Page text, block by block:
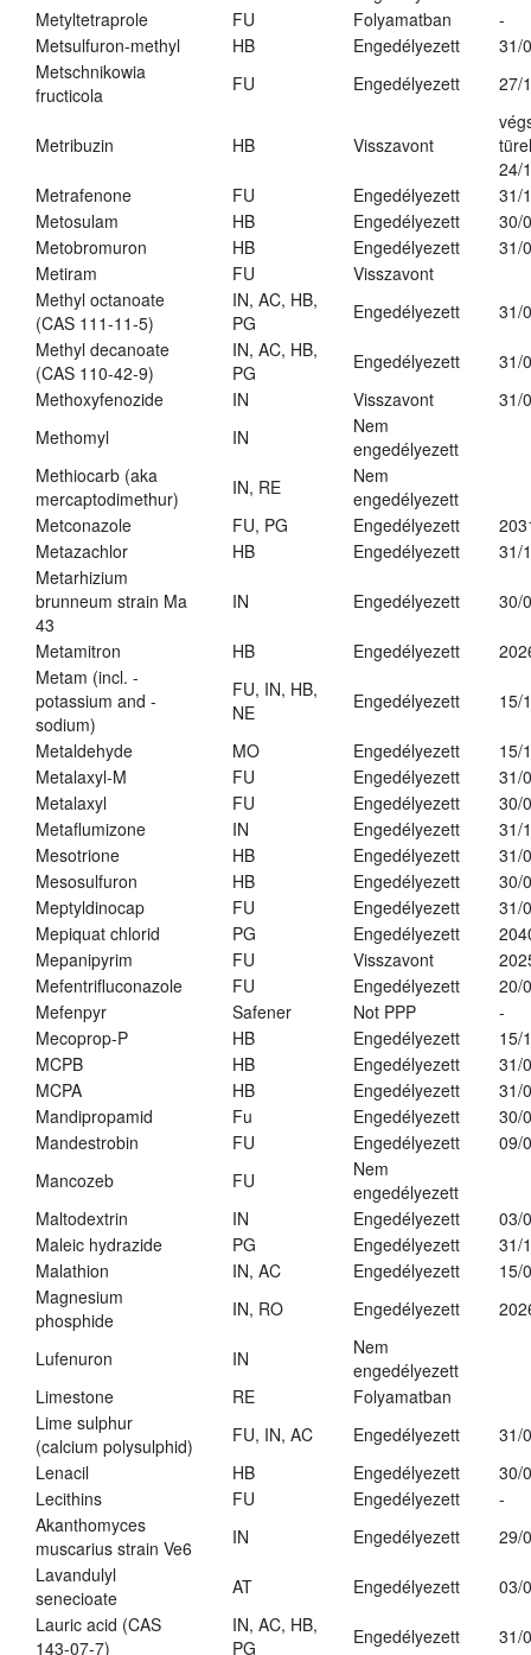
Metyltetraprole
FU Folyamatban
-
Metsulfuron-methyl
HB Engedélyezett
31/
Metschnikowia
fructicola
FU Engedélyezett 27/
Metribuzin HB Visszavont
24/
Metrafenone
FU Engedélyezett
31/
Metosulam
HB Engedélyezett
30/
Metobromuron
HB Engedélyezett
31/
Metiram
FU
Visszavont
Methyl octanoate
(CAS 111-11-5)
IN, AC, HB,
PG
Engedélyezett
31/
Methyl decanoate
(CAS 110-42-9)
IN, AC, HB,
PG
Engedélyezett
31/
Methoxyfenozide
IN Visszavont
31/
Methomyl
IN
Nem
engedélyezett
Methiocarb (aka
mercaptodimethur)
IN, RE
Nem
engedélyezett
Metconazole
FU, PG Engedélyezett
Metazachlor
HB Engedélyezett
31/
Metarhizium
brunneum strain Ma
43
IN Engedélyezett 30/
Metamitron HB Engedélyezett
Metam (incl. -
potassium and -
sodium)
FU, IN, HB,
NE
Engedélyezett 15/
Metaldehyde MO Engedélyezett
15/
Metalaxyl-M
FU Engedélyezett
31/
Metalaxyl
FU Engedélyezett
30/
Metaflumizone
IN Engedélyezett
31/
Mesotrione
HB Engedélyezett
31/
Mesosulfuron
HB Engedélyezett
30/
Meptyldinocap
FU Engedélyezett
31/
Mepiquat chlorid
PG Engedélyezett
Mepanipyrim
FU Visszavont
Mefentrifluconazole
FU Engedélyezett
20/
Mefenpyr
Safener Not PPP
-
Mecoprop-P
HB Engedélyezett
15/
MCPB
HB Engedélyezett
31/
MCPA
HB Engedélyezett
31/
Mandipropamid
Fu Engedélyezett
30/
Mandestrobin
FU Engedélyezett
09/
Mancozeb
FU
Nem
engedélyezett
Maltodextrin
IN Engedélyezett
03/
Maleic hydrazide
PG Engedélyezett
31/
Malathion
IN, AC Engedélyezett
15/
Magnesium
phosphide
IN, RO Engedélyezett
Lufenuron IN
Nem
engedélyezett
Limestone
RE
Folyamatban
Lime sulphur
(calcium polysulphid)
FU, IN, AC Engedélyezett
31/
Lenacil
HB Engedélyezett
30/
Lecithins
FU Engedélyezett
-
Akanthomyces
muscarius strain Ve6
IN Engedélyezett
29/
Lavandulyl
senecioate
AT Engedélyezett
03/
Lauric acid (CAS
143-07-7)
IN, AC, HB,
PG
Engedélyezett 31/